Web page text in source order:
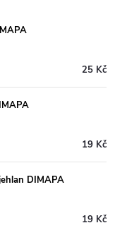
25 Kč
19 Kč
DIMAPA
19 Kč